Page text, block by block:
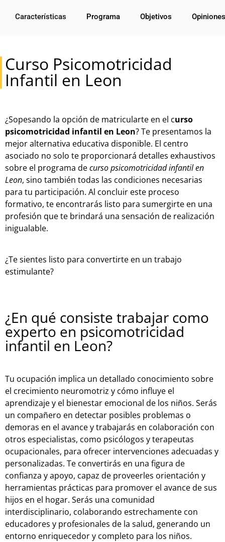
Características Programa Objetivos Opiniones
Curso Psicomotricidad
Infantil en Leon
¿Sopesando la opción de matricularte en el curso
psicomotricidad infantil en Leon? Te presentamos la
mejor alternativa educativa disponible. El centro
asociado no solo te proporcionará detalles exhaustivos
sobre el programa decurso psicomotricidad infantil en
Leon, sino también todas las condiciones necesarias
para tu participación. Al concluir este proceso
formativo, te encontrarás listo para sumergirte en una
profesión que te brindará una sensación de realización
inigualable.
¿Te sientes listo para convertirte en un trabajo
estimulante?
¿En qué consiste trabajar como
experto en psicomotricidad
infantil en Leon?
Tu ocupación implica un detallado conocimiento sobre
el crecimiento neuromotriz y cómo influye el
aprendizaje y el bienestar emocional de los niños. Serás
un compañero en detectar posibles problemas o
demoras en el avance y trabajarás en colaboración con
otros especialistas, como psicólogos y terapeutas
ocupacionales, para ofrecer intervenciones adecuadas y
personalizadas. Te convertirás en una figura de
confianza y apoyo, capaz de proveerles orientación y
herramientas prácticas para promover el avance de sus
hijos en el hogar. Serás una comunidad
interdisciplinario, colaborando estrechamente con
educadores y profesionales de la salud, generando un
entorno enriquecedor y completo para los niños.